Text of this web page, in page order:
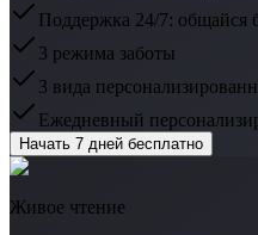
Поддержка 24/7: общайся
3 режима заботы
3 вида
Ежедневный
Начать 7 дней бесплатно
Живое чтение